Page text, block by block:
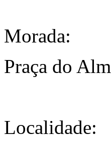
Morada:
Praça do
Localidade: